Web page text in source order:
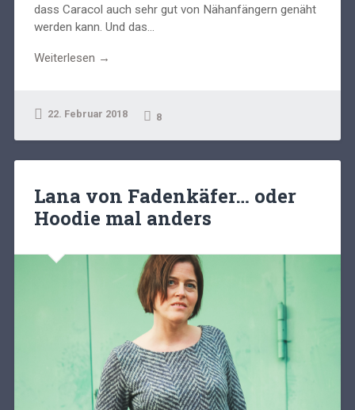
dass Caracol auch sehr gut von Nähanfängern genäht
werden kann. Und das...
Weiterlesen →
22. Februar 2018 8
Lana von Fadenkäfer… oder
Hoodie mal anders